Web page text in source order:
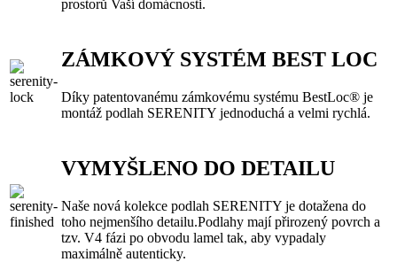
prostorů Vaší domácnosti.
ZÁMKOVÝ SYSTÉM BEST LOC
Díky patentovanému zámkovému systému BestLoc® je
montáž podlah SERENITY jednoduchá a velmi rychlá.
VYMYŠLENO DO DETAILU
Naše nová kolekce podlah SERENITY je dotažena do
toho nejmenšího detailu.Podlahy mají přirozený povrch a
tzv. V4 fázi po obvodu lamel tak, aby vypadaly
maximálně autenticky.